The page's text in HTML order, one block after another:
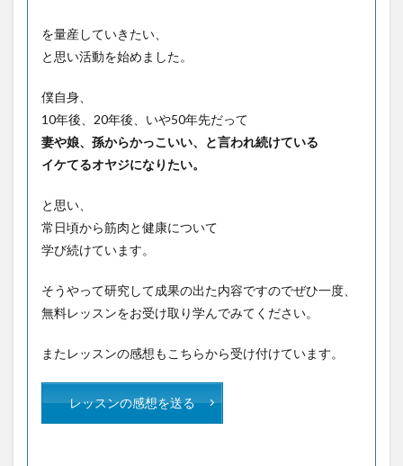
を量産していきたい、
と思い活動を始めました。
僕自身、
10年後、20年後、いや50年先だって
妻や娘、孫からかっこいい、と言われ続けている
イケてるオヤジになりたい。
と思い、
常日頃から筋肉と健康について
学び続けています。
そうやって研究して成果の出た内容ですのでぜひ一度、
無料レッスンをお受け取り学んでみてください。
またレッスンの感想もこちらから受け付けています。
レッスンの感想を送る